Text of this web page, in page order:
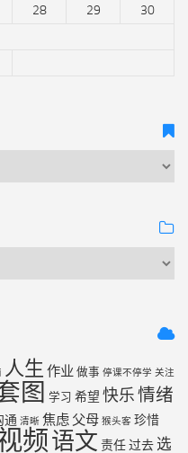
28 29
30
人生 作业 做事 停课不停学 关注
图 学习 希望 快乐情绪
通 清晰 焦虑 父母 猴头客 珍惜
频语文 责任过去 选